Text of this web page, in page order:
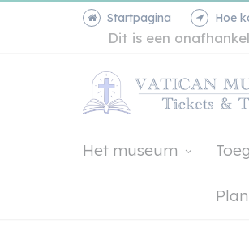
Startpagina Hoe
Dit is een
Het museum